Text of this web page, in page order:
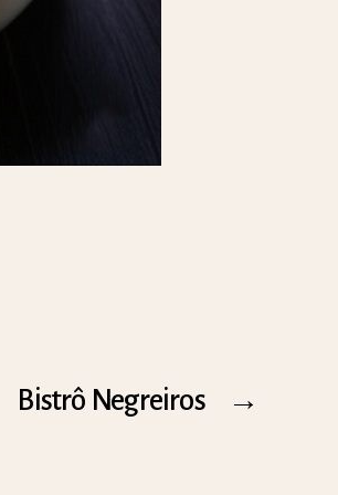
→
Bistrô Negreiros